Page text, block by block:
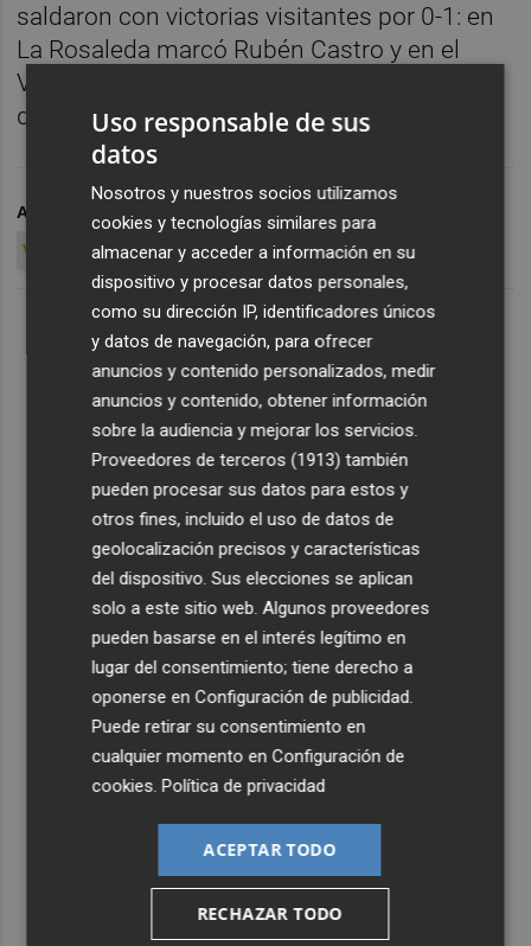
saldaron con victorias visitantes por 0-1: en
La Rosaleda marcó Rubén Castro y en el
Villamarín el triunfo llegó gracias a un tanto
de Camacho.
ARCHIVADO EN
JAVI GRACIA VALENCIA CF
VALENCIA CF - REAL BETIS
Uso responsable de sus
datos
Nosotros y nuestros socios utilizamos
cookies y tecnologías similares para
almacenar y acceder a información en su
dispositivo y procesar datos personales,
como su dirección IP, identificadores únicos
y datos de navegación, para ofrecer
anuncios y contenido personalizados, medir
anuncios y contenido, obtener información
sobre la audiencia y mejorar los servicios.
Proveedores de terceros (1913) también
pueden procesar sus datos para estos y
otros fines, incluido el uso de datos de
geolocalización precisos y características
del dispositivo. Sus elecciones se aplican
solo a este sitio web. Algunos proveedores
pueden basarse en el interés legítimo en
lugar del consentimiento; tiene derecho a
oponerse enConfiguración de publicidad
Puede retirar su consentimiento en
cualquier momento enConfiguración de
cookies .Política de privacidad
ACEPTAR TODO
RECHAZAR TODO